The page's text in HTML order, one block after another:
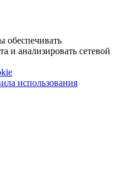
обеспечивать
и анализировать сетевой
использования